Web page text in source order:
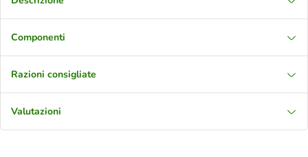
Componenti
Razioni consigliate
Valutazioni